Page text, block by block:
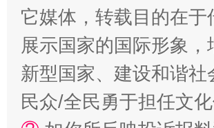
国家大学科技园优化重塑工作
它媒体，转载目的在
展示国家的国际形象
新型国家、建设和谐
民众/全民勇于担任文